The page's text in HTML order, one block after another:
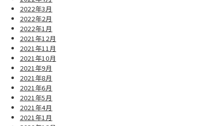
2022年3月
2022年2月
2022年1月
2021年12月
2021年11月
2021年10月
2021年9月
2021年8月
2021年6月
2021年5月
2021年4月
2021年1月